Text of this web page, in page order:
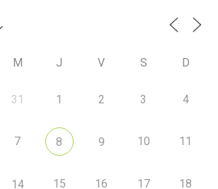
M J V S D
31 1 2 3 4
7 8 9 10 11
14 15 16 17 18